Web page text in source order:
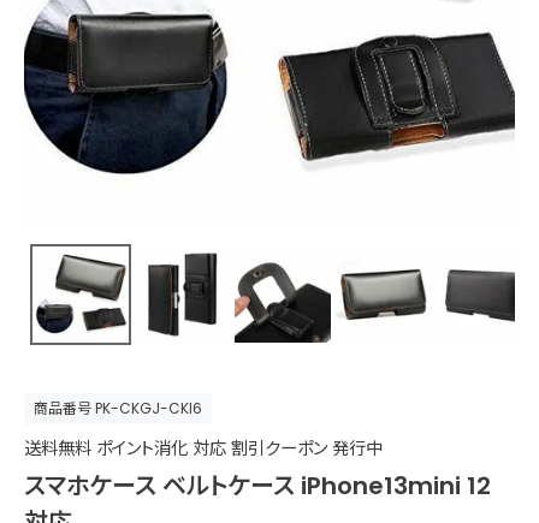
商品番号PK-CKGJ-CKI6
送料無料 ポイント消化 対応 割引クーポン 発行中
スマホケース ベルトケース iPhone13mini 12